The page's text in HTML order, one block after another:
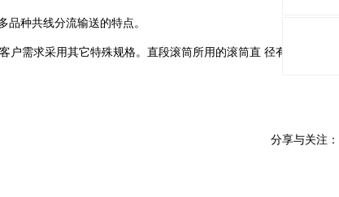
种共线分流输送的特点。
需求采用其它特殊规格。直段滚筒所用的滚筒直 径有38、50、
分享与关注：